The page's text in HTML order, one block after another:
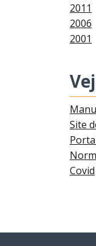
2011
2006
2001
Site
Covid